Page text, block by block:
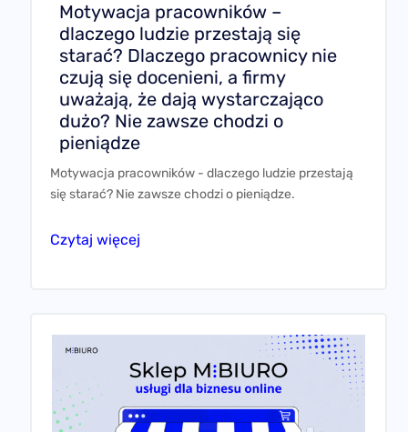
Motywacja pracowników –
dlaczego ludzie przestają się
starać? Dlaczego pracownicy nie
czują się docenieni, a firmy
uważają, że dają wystarczająco
dużo? Nie zawsze chodzi o
pieniądze
Motywacja pracowników - dlaczego ludzie przestają
się starać? Nie zawsze chodzi o pieniądze.
Czytaj więcej